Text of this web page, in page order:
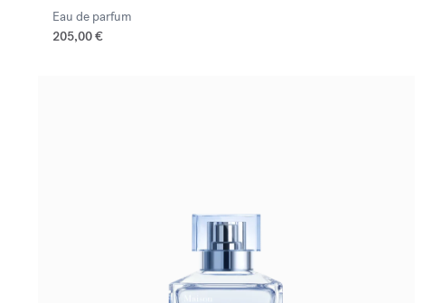
Eau de parfum
205,00 €